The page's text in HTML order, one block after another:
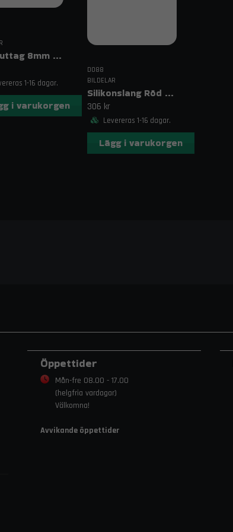
Slanguttag 8mm (5/16")
1-16 dagar.
i varukorgen
DO88
BILDELAR
Silikonslang Röd 3–4" (76–102mm)
306 kr
Levereras 1-16 dagar.
Lägg i varukorgen
Öppettider
Mån-fre 08.00 - 17.00
(helgfria vardagar)
Välkomna!
Avvikande öppettider